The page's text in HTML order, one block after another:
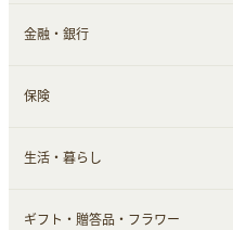
通信・レンタルサーバー
スマホ・携帯電話・SIM
定額制有料コンテンツ
クレジットカード
すべて見る
証券
仮想通貨
金融・銀行
銀行・ネット銀行
キャッシング・ローン
保険
すべて見る
保険相談・面談
生活・暮らし
すべて見る
ギフト・贈答品・フラワー